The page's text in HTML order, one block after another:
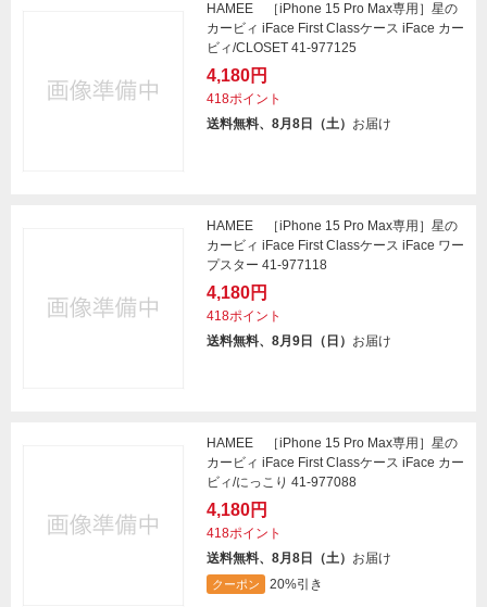
HAMEE ［iPhone 15 Pro Max専用］星の
カービィ iFace First Classケース iFace カー
ビィ/CLOSET 41-977125
4,180円
418ポイント
送料無料、8月8日（土） お届け
HAMEE ［iPhone 15 Pro Max専用］星の
カービィ iFace First Classケース iFace ワー
プスター 41-977118
4,180円
418ポイント
送料無料、8月9日（日） お届け
HAMEE ［iPhone 15 Pro Max専用］星の
カービィ iFace First Classケース iFace カー
ビィ/にっこり 41-977088
4,180円
418ポイント
送料無料、8月8日（土） お届け
クーポン 20%引き